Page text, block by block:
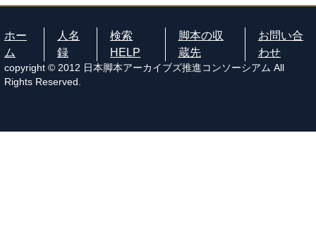
ホー
ム
人名
録
検索
HELP
脚本の収
蔵先
お問い合
わせ
copyright © 2012 日本脚本アーカイブズ推進コンソーシアム All
Rights Reserved.